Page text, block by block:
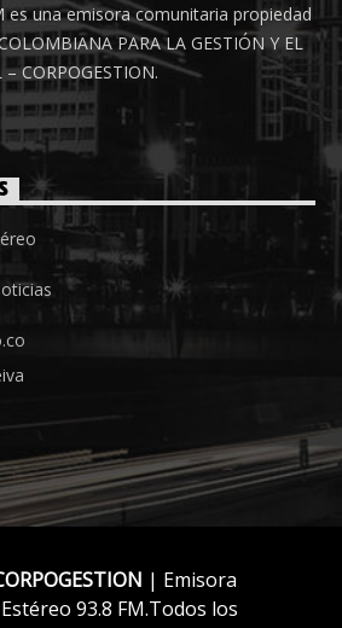
es una emisora comunitaria propiedad
PARA LA GESTIÓN Y EL
CORPOGESTION.
| Emisora
93.8 FM.Todos los